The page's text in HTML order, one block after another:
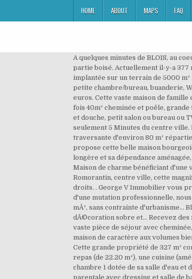
HOME ABOUT MAPS FAQ
A quelques minutes de BLOIS, au coeur de la ravissante vallée de la Cisse, maison de caractère en excellent état protégée par un environnement de qualité, en partie boisé. Actuellement il-y-a 377 maisons bourgeoise à vendre en France sur Franimo. A 2h de Paris, aux portes de BLOIS, ravissante maison de maître implantée sur un terrain de 5000 m² réparti en une jolie cour intérieure close de vieux murs et de dépendances, prolongée d'un agréable parc arboré. Salle d'eau, petite chambre/bureau, buanderie, WC. Consultez les meilleures offres pour votre recherche maison bourgeoise blois centre. Prix hors honoraires 520 000 euros. Cette vaste maison de famille est idéalement située pour permettre l'autonomie des enfants et l'accès facile aux axes de communication. séjour double deux fois 40m² cheminée et poêle, grande terrasse donnant sur une piscine chauffée, studio indépendant; au 1er étage palier desservant 2 chambres et une salle de bains et douche, petit salon ou bureau ou TV Room, suite parentale, au 2ème étage 3chambres et une salle d'eau, WC a chaque niveau. Maison sur 'BLOIS' de 130 m² à seulement 5 Minutes du centre ville. Dependance. D'une surface habitable de l'ordre de 230 m², cette charmante demeure se distingue par une vaste pièce de vie traversante d'environ 80 m² répartie en une cuisine ouverte, espaces salle à manger et salon avec cheminée. L'agence parisienne Georges V Immobilier vous propose cette belle maison bourgeoise, 260m2, très lumineuse en Val de Loire, à proximité des châteaux. Geor Située dans le secteur du Val de Cisse, ravissante longère et sa dépendance aménagée, implantées sur un terrain clos d'environ 3000 m² abritant une piscine et une serre. Blois, quartier calme et résidentiel, Maison de charme bénéficiant d'une vue imprenable sur la Loire, à 2 min du centre ville. L'agence immobiliÃ¨re Transaxia Romorantin vous prÃ©sente Ã Romorantin, centre ville, cette magnifique maison bourgeoise sur 4 niveaux et son... ...au bas de la propriete. En savoir plus sur la gestion de vos données et vos droits. . George V Immobilier vous propose, à BLOIS , une belle maison bourgeoise, 260m2, très lumineuse en Val de Loire, à proximité des châteaux. En raison d'une mutation professionnelle, nous vendons notre maison située en plein centre